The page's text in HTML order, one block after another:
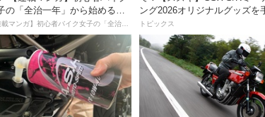
の「全治一年」から始める起
生日記
【連載マンガ】初心者バイク女子の「全治一年」から始める起死回生日記
ング2026オリジナルグッズを
入れよう！
トピックス